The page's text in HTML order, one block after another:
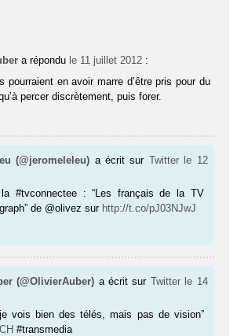
a répondu le 11 juillet 2012 :
pourraient en avoir marre d’être pris pour du
percer discrètement, puis forer.
(@jeromeleleu) a écrit sur Twitter le 12
#tvconnectee : “Les français de la TV
de @olivez sur http://t.co/pJ03NJwJ
(@OlivierAuber) a écrit sur Twitter le 14
vois bien des télés, mais pas de vision”
#transmedia